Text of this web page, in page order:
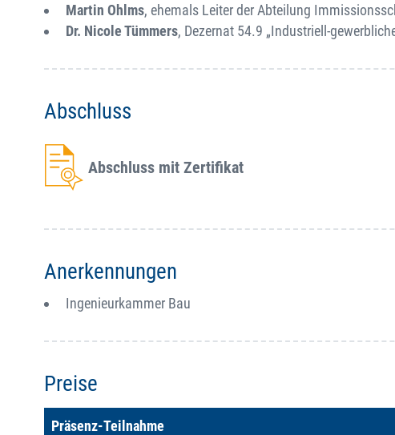
Martin Ohlms, ehemals Leiter der Abteilung
Dr. Nicole Tümmers, Dezernat 54.9 „Industriell-
Abschluss
Abschluss mit Zertifikat
Anerkennungen
Ingenieurkammer Bau
Preise
Präsenz-Teilnahme